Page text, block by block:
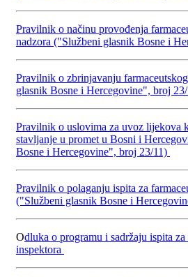
Pravilnik o načinu provođenja
nadzora ("Službeni glasnik Bosne i
Pravilnik o zbrinjavanju
glasnik Bosne i Hercegovine", broj
Pravilnik o uslovima za uvoz lijekova
stavljanje u promet u Bosni i
Bosne i Hercegovine", broj 23/11)
Pravilnik o polaganju ispita za
("Službeni glasnik Bosne i
Odluka o programu i sadržaju ispita
inspektora